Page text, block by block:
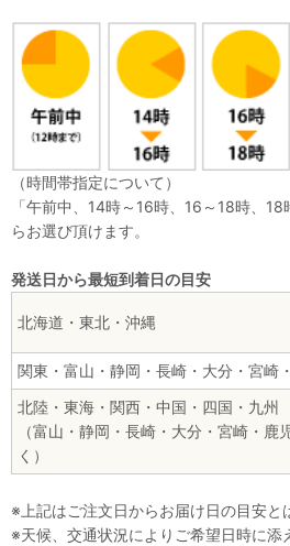
（時間帯指定について）
「午前中、14時～16時、16～18時、
らお選び頂けます。
発送日から最短到着日の目安
北海道・東北・沖縄
関東・富山・静岡・長崎・大分・宮崎
北陸・東海・関西・中国・四国・九州
（富山・静岡・長崎・大分・宮崎・鹿
く）
※上記はご注文日からお届け日の目安と
※天候、交通状況によりご希望日時に添